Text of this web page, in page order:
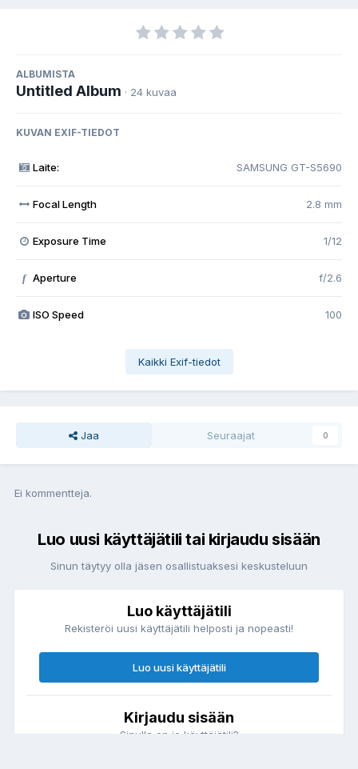
ALBUMISTA
Untitled Album · 24 kuvaa
KUVAN EXIF-TIEDOT
Laite: SAMSUNG GT-S5690
Focal Length 2.8 mm
Exposure Time 1/12
f Aperture f/2.6
ISO Speed 100
Kaikki Exif-tiedot
Jaa Seuraajat 0
Ei kommentteja.
Luo uusi käyttäjätili tai kirjaudu sisään
Sinun täytyy olla jäsen osallistuaksesi keskusteluun
Luo käyttäjätili
Rekisteröi uusi käyttäjätili helposti ja nopeasti!
Luo uusi käyttäjätili
Kirjaudu sisään
Sinulla on jo käyttäjätili?